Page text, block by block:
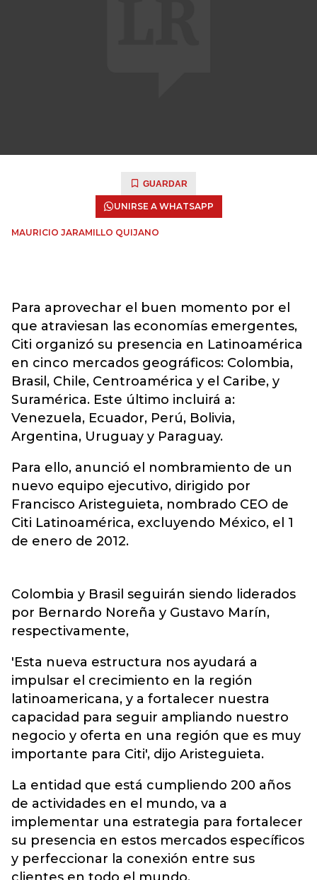
GUARDAR
UNIRSE A WHATSAPP
MAURICIO JARAMILLO QUIJANO
Para aprovechar el buen momento por el
que atraviesan las economías emergentes,
Citi organizó su presencia en Latinoamérica
en cinco mercados geográficos: Colombia,
Brasil, Chile, Centroamérica y el Caribe, y
Suramérica. Este último incluirá a:
Venezuela, Ecuador, Perú, Bolivia,
Argentina, Uruguay y Paraguay.
Para ello, anunció el nombramiento de un
nuevo equipo ejecutivo, dirigido por
Francisco Aristeguieta, nombrado CEO de
Citi Latinoamérica, excluyendo México, el 1
de enero de 2012.
Colombia y Brasil seguirán siendo liderados
por Bernardo Noreña y Gustavo Marín,
respectivamente,
'Esta nueva estructura nos ayudará a
impulsar el crecimiento en la región
latinoamericana, y a fortalecer nuestra
capacidad para seguir ampliando nuestro
negocio y oferta en una región que es muy
importante para Citi', dijo Aristeguieta.
La entidad que está cumpliendo 200 años
de actividades en el mundo, va a
implementar una estrategia para fortalecer
su presencia en estos mercados específicos
y perfeccionar la conexión entre sus